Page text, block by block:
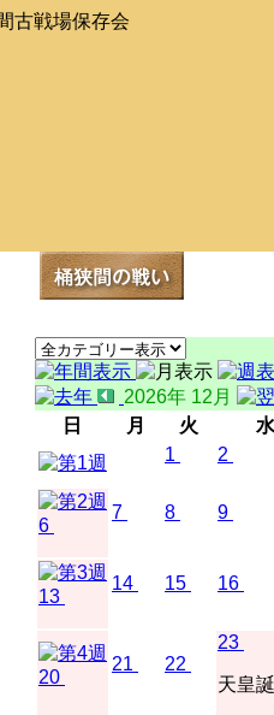
古戦場保存会
2026年 12月
日
月 火
水
1
2
6
7 8 9
13
14 15 16
20
21 22
23
天皇